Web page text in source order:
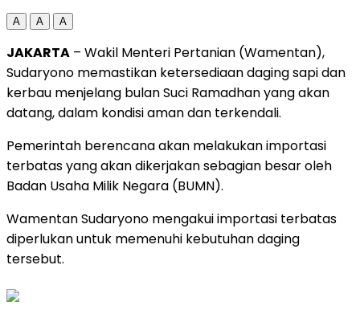
A A A
JAKARTA – Wakil Menteri Pertanian (Wamentan),
Sudaryono memastikan ketersediaan daging sapi dan
kerbau menjelang bulan Suci Ramadhan yang akan
datang, dalam kondisi aman dan terkendali.
Pemerintah berencana akan melakukan importasi
terbatas yang akan dikerjakan sebagian besar oleh
Badan Usaha Milik Negara (BUMN).
Wamentan Sudaryono mengakui importasi terbatas
diperlukan untuk memenuhi kebutuhan daging
tersebut.